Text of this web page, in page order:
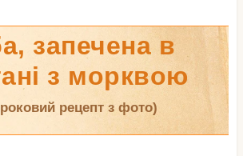
запечена в
з морквою
рецепт з фото)